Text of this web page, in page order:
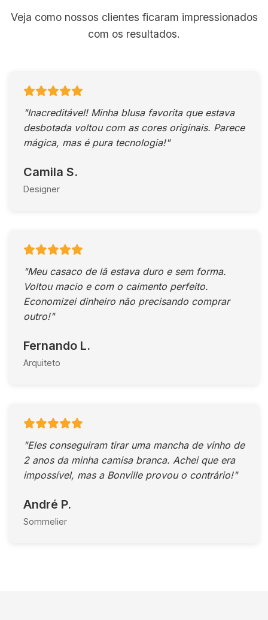
Veja como nossos clientes ficaram impressionados
com os resultados.
"Inacreditável! Minha blusa favorita que estava
desbotada voltou com as cores originais. Parece
mágica, mas é pura tecnologia!"
Camila S.
Designer
"Meu casaco de lã estava duro e sem forma.
Voltou macio e com o caimento perfeito.
Economizei dinheiro não precisando comprar
outro!"
Fernando L.
Arquiteto
"Eles conseguiram tirar uma mancha de vinho de
2 anos da minha camisa branca. Achei que era
impossível, mas a Bonville provou o contrário!"
André P.
Sommelier